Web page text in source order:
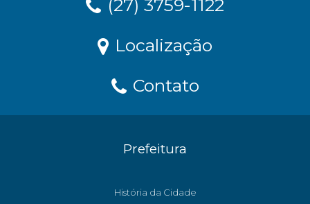
(27) 3759-1122
Localização
Contato
Prefeitura
História da Cidade